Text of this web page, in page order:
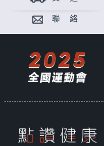
聯 絡